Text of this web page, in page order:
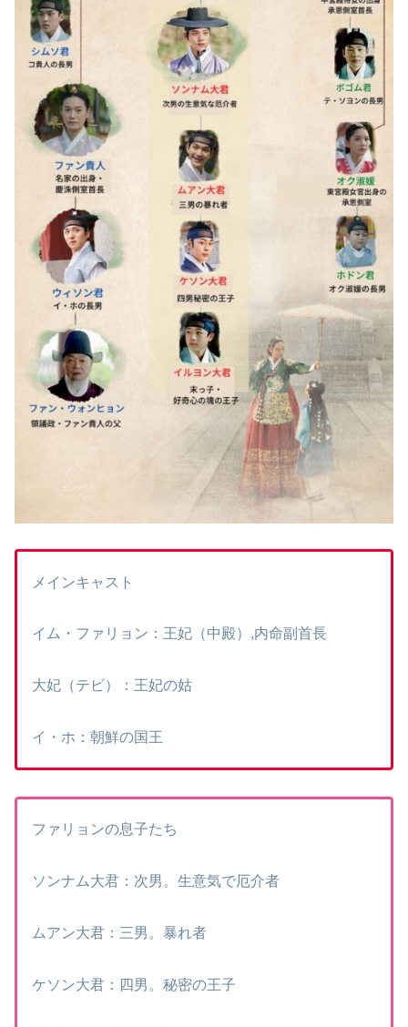
メインキャスト
イム・ファリョン：王妃（中殿）,内命副首長
大妃（テビ）：王妃の姑
イ・ホ：朝鮮の国王
ファリョンの息子たち
ソンナム大君：次男。生意気で厄介者
ムアン大君：三男。暴れ者
ケソン大君：四男。秘密の王子